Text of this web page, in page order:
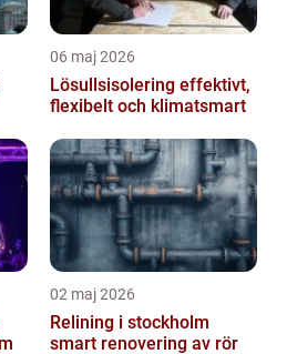
06 maj 2026
Lösullsisolering effektivt,
flexibelt och klimatsmart
02 maj 2026
Relining i stockholm
smart renovering av rör